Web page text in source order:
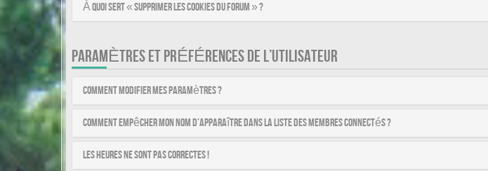
À quoi sert « Supprimer les cookies du forum » ?
PARAMÈTRES ET PRÉFÉRENCES DE L’UTILISATEUR
Comment modifier mes paramètres ?
Comment empêcher mon nom d’apparaître dans la liste des membres connectés ?
Les heures ne sont pas correctes !